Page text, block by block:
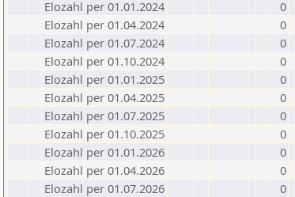
Elozahl per 01.01.2024
0
Elozahl per 01.04.2024
0
Elozahl per 01.07.2024
0
Elozahl per 01.10.2024
0
Elozahl per 01.01.2025
0
Elozahl per 01.04.2025
0
Elozahl per 01.07.2025
0
Elozahl per 01.10.2025
0
Elozahl per 01.01.2026
0
Elozahl per 01.04.2026
0
Elozahl per 01.07.2026
0